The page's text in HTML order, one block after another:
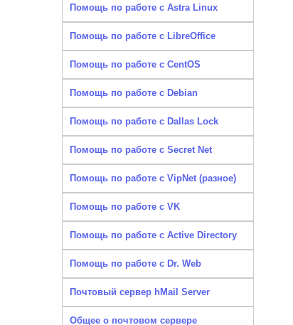
Помощь по работе с Astra Linux
Помощь по работе с LibreOffice
Помощь по работе с CentOS
Помощь по работе с Debian
Помощь по работе с Dallas Lock
Помощь по работе с Secret Net
Помощь по работе с VipNet (разное)
Помощь по работе с VK
Помощь по работе с Active Directory
Помощь по работе с Dr. Web
Почтовый сервер hMail Server
Общее о почтовом сервере